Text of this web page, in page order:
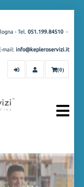
- Tel. 051.199.84510 -
mail: info@kepleroservizi.it
(0)